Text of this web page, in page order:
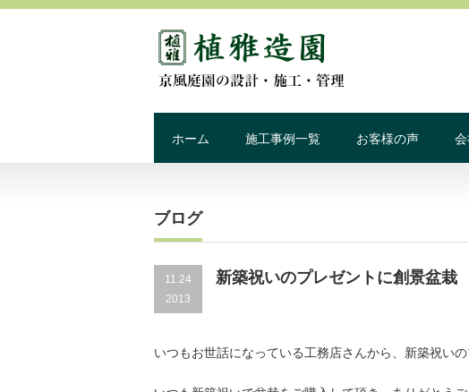
ホーム 施工事例一覧 お客様の声
ブログ
11.24
2013
新築祝いのプレゼントに創景盆
いつもお世話になっている工務店さんから、新築祝い